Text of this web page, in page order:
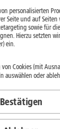
langer
Diese
sind
die besonders
und
personalisierten
Seite und auf Seiten
sowie für
Hierzu setzten
ein.
Cookies (mit
auswählen oder
Bestätigen